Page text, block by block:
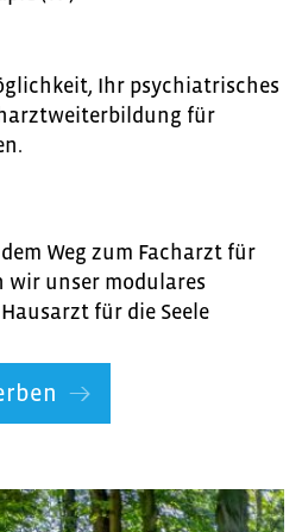
Ihr psychiatrisches
für
Weg zum Facharzt für
wir unser modulares
für die Seele